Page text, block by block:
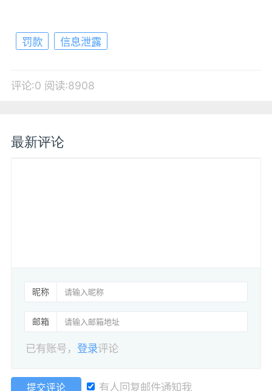
罚款 信息泄露
评论:0 阅读:8908
最新评论
昵称
邮箱
已有账号，登录评论
提交评论 有人回复邮件通知我